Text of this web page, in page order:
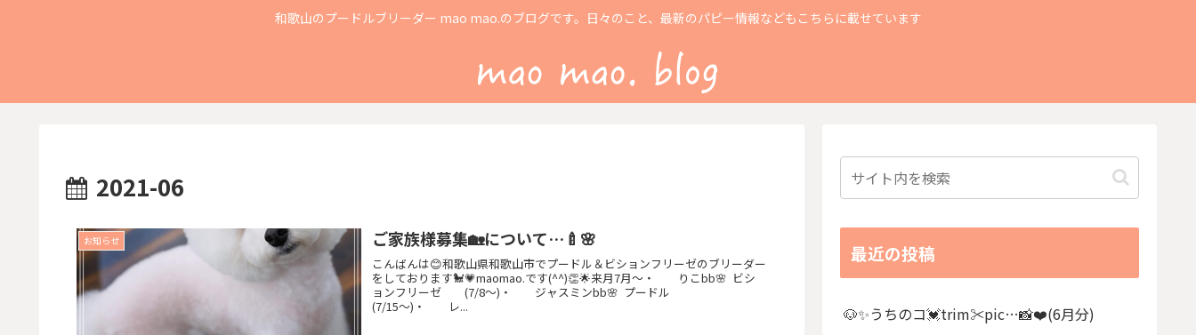
和歌山のプードルブリーダー mao mao.のブログです。日々のこと、最新のパピー情報などもこちらに載せています
2021-06
お知らせ ご家族様募集🏡について…🍼🌸
こんばんは😊和歌山県和歌山市でプードル＆ビションフリーゼのブリーダー
をしております🐩💗maomao.です(^^)👏🌟来月7月〜・ りこbb🌸 ビシ
ョンフリーゼ (7/8〜)・ ジャスミンbb🌸 プードル
(7/15〜)・ レ...
最近の投稿
🐶✨うちのコ💓trim✂︎pic…📸❤️(6月分)